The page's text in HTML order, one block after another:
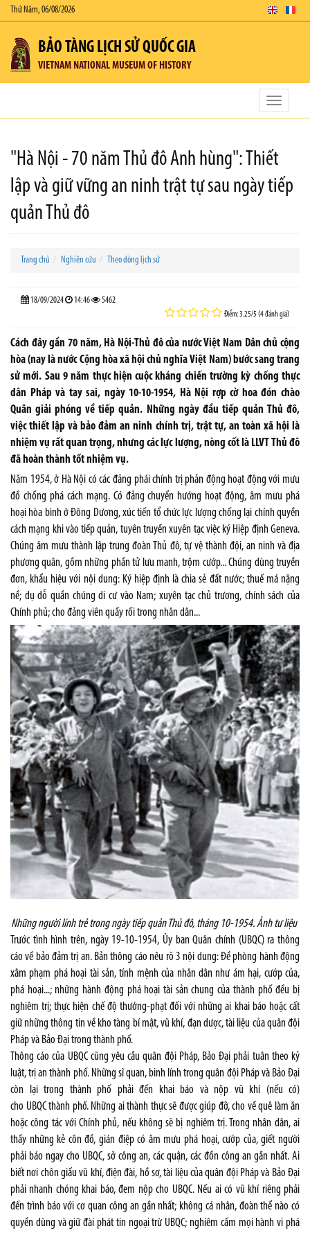
Thứ Năm, 06/08/2026
BẢO TÀNG LỊCH SỬ QUỐC GIA
VIETNAM NATIONAL MUSEUM OF HISTORY
Toggle
"Hà Nội - 70 năm Thủ đô Anh hùng": Thiết
lập và giữ vững an ninh trật tự sau ngày tiếp
quản Thủ đô
Trang chủ Nghiên cứu Theo dòng lịch sử
18/09/2024 14:46 5462
Điểm: 3.25/5 (4 đánh giá)
Cách đây gần 70 năm, Hà Nội-Thủ đô của nước Việt Nam Dân chủ cộng
hòa (nay là nước Cộng hòa xã hội chủ nghĩa Việt Nam) bước sang trang
sử mới. Sau 9 năm thực hiện cuộc kháng chiến trường kỳ chống thực
dân Pháp và tay sai, ngày 10-10-1954, Hà Nội rợp cờ hoa đón chào
Quân giải phóng về tiếp quản. Những ngày đầu tiếp quản Thủ đô,
việc thiết lập và bảo đảm an ninh chính trị, trật tự, an toàn xã hội là
nhiệm vụ rất quan trọng, nhưng các lực lượng, nòng cốt là LLVT Thủ đô
đã hoàn thành tốt nhiệm vụ.
Năm 1954, ở Hà Nội có các đảng phái chính trị phản động hoạt động với mưu
đồ chống phá cách mạng. Có đảng chuyển hướng hoạt động, âm mưu phá
hoại hòa bình ở Đông Dương, xúc tiến tổ chức lực lượng chống lại chính quyền
cách mạng khi vào tiếp quản, tuyên truyền xuyên tạc việc ký Hiệp định Geneva.
Chúng âm mưu thành lập trung đoàn Thủ đô, tự vệ thành đội, an ninh và địa
phương quân, gồm những phần tử lưu manh, trộm cướp... Chúng dùng truyền
đơn, khẩu hiệu với nội dung: Ký hiệp định là chia sẻ đất nước; thuế má nặng
nề; dụ dỗ quần chúng di cư vào Nam; xuyên tạc chủ trương, chính sách của
Chính phủ; cho đảng viên quấy rối trong nhân dân...
Những người lính trẻ trong ngày tiếp quản Thủ đô, tháng 10-1954. Ảnh tư liệu
Trước tình hình trên, ngày 19-10-1954, Ủy ban Quân chính (UBQC) ra thông
cáo về bảo đảm trị an. Bản thông cáo nêu rõ 3 nội dung: Đề phòng hành động
xâm phạm phá hoại tài sản, tính mệnh của nhân dân như ám hại, cướp của,
phá hoại...; những hành động phá hoại tài sản chung của thành phố đều bị
nghiêm trị; thực hiện chế độ thưởng-phạt đối với những ai khai báo hoặc cất
giữ những thông tin về kho tàng bí mật, vũ khí, đạn dược, tài liệu của quân đội
Pháp và Bảo Đại trong thành phố.
Thông cáo của UBQC cũng yêu cầu quân đội Pháp, Bảo Đại phải tuân theo kỷ
luật, trị an thành phố. Những sĩ quan, binh lính trong quân đội Pháp và Bảo Đại
còn lại trong thành phố phải đến khai báo và nộp vũ khí (nếu có)
cho UBQC thành phố. Những ai thành thực sẽ được giúp đỡ, cho về quê làm ăn
hoặc công tác với Chính phủ, nếu không sẽ bị nghiêm trị. Trong nhân dân, ai
thấy những kẻ côn đồ, gián điệp có âm mưu phá hoại, cướp của, giết người
phải báo ngay cho UBQC, sở công an, các quận, các đồn công an gần nhất. Ai
biết nơi chôn giấu vũ khí, điện đài, hồ sơ, tài liệu của quân đội Pháp và Bảo Đại
phải nhanh chóng khai báo, đem nộp cho UBQC. Nếu ai có vũ khí riêng phải
đến trình báo với cơ quan công an gần nhất; không cá nhân, đoàn thể nào có
quyền dùng và giữ đài phát tin ngoại trừ UBQC; nghiêm cấm mọi hành vi phá